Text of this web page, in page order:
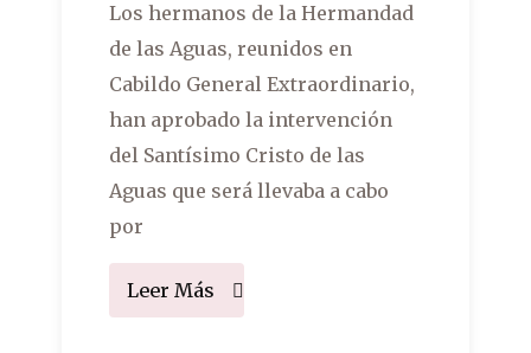
Los hermanos de la Hermandad
de las Aguas, reunidos en
Cabildo General Extraordinario,
han aprobado la intervención
del Santísimo Cristo de las
Aguas que será llevaba a cabo
por
Leer Más